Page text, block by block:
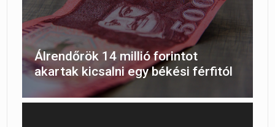
Álrendőrök 14 millió forintot
akartak kicsalni egy békési férfitól